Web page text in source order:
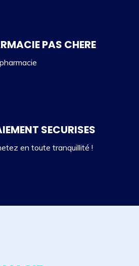
PAS CHERE
SECURISES
en toute tranquillité !